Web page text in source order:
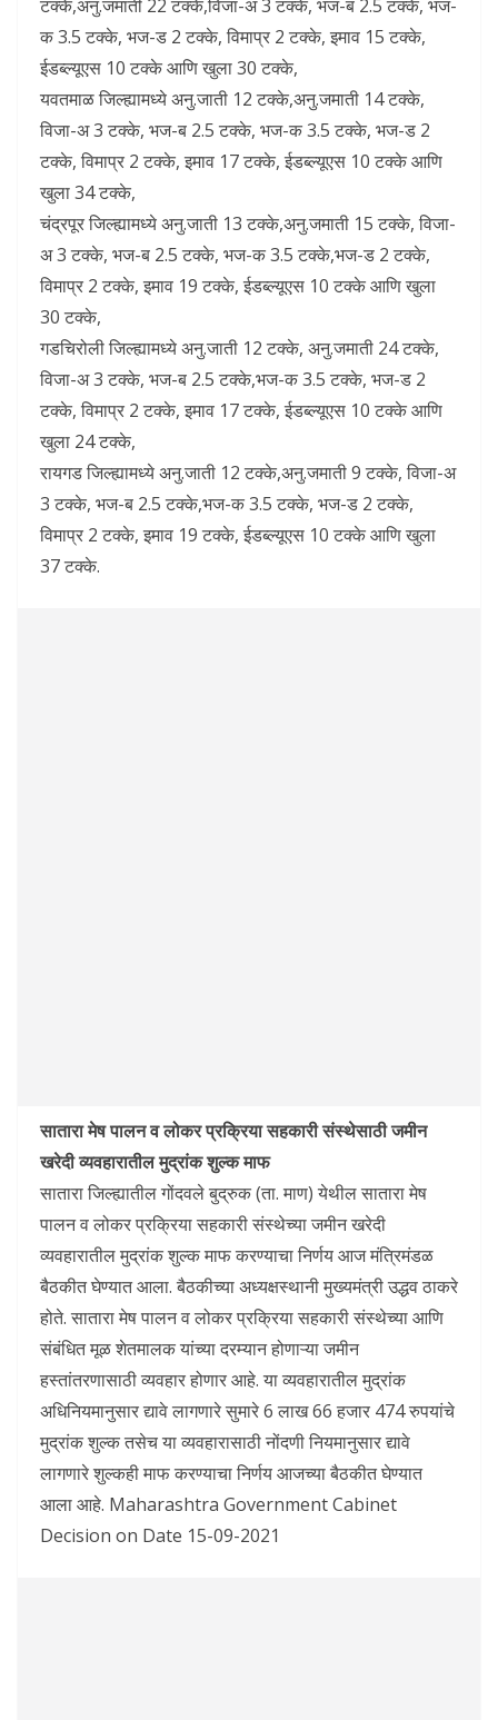
टक्के,अनु.जमाती 22 टक्के,विजा-अ 3 टक्के, भज-ब 2.5 टक्के, भज-
क 3.5 टक्के, भज-ड 2 टक्के, विमाप्र 2 टक्के, इमाव 15 टक्के,
ईडब्ल्यूएस 10 टक्के आणि खुला 30 टक्के,
यवतमाळ जिल्ह्यामध्ये अनु.जाती 12 टक्के,अनु.जमाती 14 टक्के,
विजा-अ 3 टक्के, भज-ब 2.5 टक्के, भज-क 3.5 टक्के, भज-ड 2
टक्के, विमाप्र 2 टक्के, इमाव 17 टक्के, ईडब्ल्यूएस 10 टक्के आणि
खुला 34 टक्के,
चंद्रपूर जिल्ह्यामध्ये अनु.जाती 13 टक्के,अनु.जमाती 15 टक्के, विजा-
अ 3 टक्के, भज-ब 2.5 टक्के, भज-क 3.5 टक्के,भज-ड 2 टक्के,
विमाप्र 2 टक्के, इमाव 19 टक्के, ईडब्ल्यूएस 10 टक्के आणि खुला
30 टक्के,
गडचिरोली जिल्ह्यामध्ये अनु.जाती 12 टक्के, अनु.जमाती 24 टक्के,
विजा-अ 3 टक्के, भज-ब 2.5 टक्के,भज-क 3.5 टक्के, भज-ड 2
टक्के, विमाप्र 2 टक्के, इमाव 17 टक्के, ईडब्ल्यूएस 10 टक्के आणि
खुला 24 टक्के,
रायगड जिल्ह्यामध्ये अनु.जाती 12 टक्के,अनु.जमाती 9 टक्के, विजा-अ
3 टक्के, भज-ब 2.5 टक्के,भज-क 3.5 टक्के, भज-ड 2 टक्के,
विमाप्र 2 टक्के, इमाव 19 टक्के, ईडब्ल्यूएस 10 टक्के आणि खुला
37 टक्के.
सातारा मेष पालन व लोकर प्रक्रिया सहकारी संस्थेसाठी जमीन
खरेदी व्यवहारातील मुद्रांक शुल्क माफ
सातारा जिल्ह्यातील गोंदवले बुद्रुक (ता. माण) येथील सातारा मेष
पालन व लोकर प्रक्रिया सहकारी संस्थेच्या जमीन खरेदी
व्यवहारातील मुद्रांक शुल्क माफ करण्याचा निर्णय आज मंत्रिमंडळ
बैठकीत घेण्यात आला. बैठकीच्या अध्यक्षस्थानी मुख्यमंत्री उद्धव ठाकरे
होते. सातारा मेष पालन व लोकर प्रक्रिया सहकारी संस्थेच्या आणि
संबंधित मूळ शेतमालक यांच्या दरम्यान होणाऱ्या जमीन
हस्तांतरणासाठी व्यवहार होणार आहे. या व्यवहारातील मुद्रांक
अधिनियमानुसार द्यावे लागणारे सुमारे 6 लाख 66 हजार 474 रुपयांचे
मुद्रांक शुल्क तसेच या व्यवहारासाठी नोंदणी नियमानुसार द्यावे
लागणारे शुल्कही माफ करण्याचा निर्णय आजच्या बैठकीत घेण्यात
आला आहे. Maharashtra Government Cabinet
Decision on Date 15-09-2021